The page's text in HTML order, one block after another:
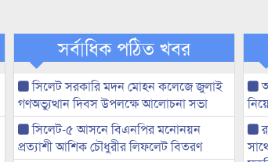
সর্বাধিক পঠিত খবর
সিলেট সরকারি মদন মোহন কলেজে জুলাই
গণঅভ্যুত্থান দিবস উপলক্ষে আলোচনা সভা
সিলেট-৫ আসনে বিএনপির মনোনয়ন
প্রত্যাশী আশিক চৌধুরীর লিফলেট বিতরণ